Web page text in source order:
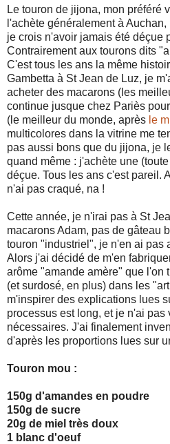
Le touron de jijona, mon préféré
l'achète généralement à
je crois n'avoir jamais été déçue
Contrairement aux tourons dits
C'est tous les ans la même
Gambetta à St Jean de Luz, je
acheter des macarons (les
continue jusque chez Pariès
(le meilleur du monde, après le
multicolores dans la vitrine me
pas aussi bons que du jijona, je
quand même : j'achète une
déçue. Tous les ans c'est pareil.
n'ai pas craqué, na !
Cette année, je n'irai pas à St
macarons Adam, pas de gâteau
touron "industriel", je n'en ai pas
Alors j'ai décidé de m'en
arôme "amande amère" que l'on
(et surdosé, en plus) dans les
m'inspirer des explications lues
processus est long, et je n'ai pas
nécessaires. J'ai finalement
d'après les proportions lues sur
Touron mou :
150g d'amandes en poudre
150g de sucre
20g de miel très doux
1 blanc d'oeuf